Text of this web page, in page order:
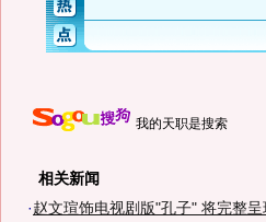
我的天职是搜索
相关新闻
·赵文瑄饰电视剧版"孔子" 将完整